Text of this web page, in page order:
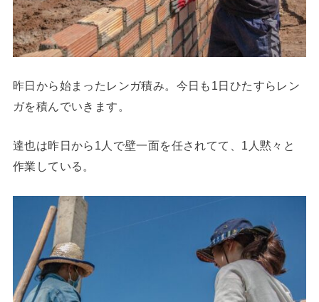
昨日から始まったレンガ積み。今日も1日ひたすらレン
ガを積んでいきます。
達也は昨日から1人で壁一面を任されてて、1人黙々と
作業している。